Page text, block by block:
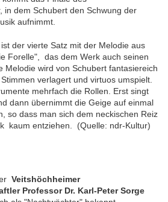
in dem Schubert den Schwung der
aufnimmt.
der vierte Satz mit der Melodie aus
Forelle", das dem Werk auch seinen
Melodie wird von Schubert fantasiereich
verlagert und virtuos umspielt.
mehrfach die Rollen. Erst singt
dann übernimmt die Geige auf einmal
so dass man sich dem neckischen Reiz
kaum entziehen. (Quelle: ndr-Kultur)
Veitshöchheimer
Professor Dr. Karl-Peter Sorge